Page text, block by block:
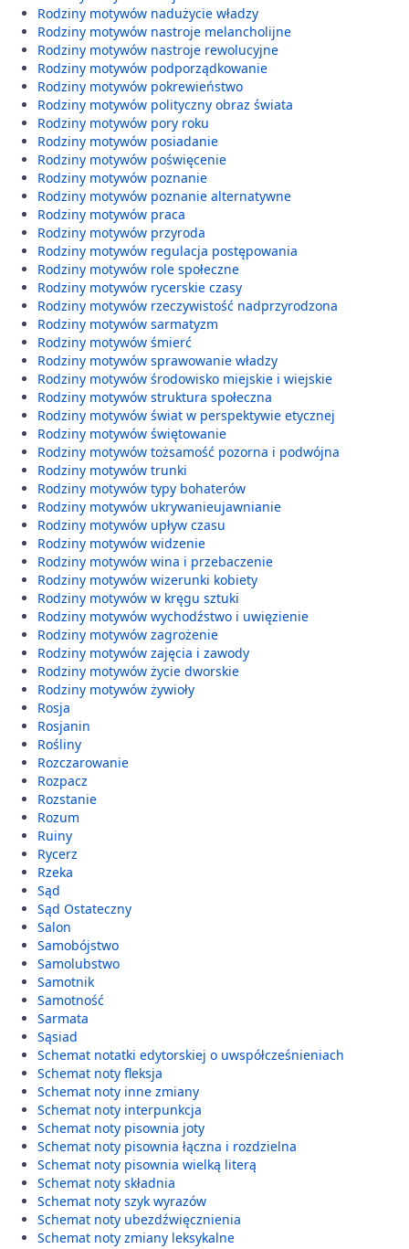
Rodziny motywów nadużycie władzy
Rodziny motywów nastroje melancholijne
Rodziny motywów nastroje rewolucyjne
Rodziny motywów podporządkowanie
Rodziny motywów pokrewieństwo
Rodziny motywów polityczny obraz świata
Rodziny motywów pory roku
Rodziny motywów posiadanie
Rodziny motywów poświęcenie
Rodziny motywów poznanie
Rodziny motywów poznanie alternatywne
Rodziny motywów praca
Rodziny motywów przyroda
Rodziny motywów regulacja postępowania
Rodziny motywów role społeczne
Rodziny motywów rycerskie czasy
Rodziny motywów rzeczywistość nadprzyrodzona
Rodziny motywów sarmatyzm
Rodziny motywów śmierć
Rodziny motywów sprawowanie władzy
Rodziny motywów środowisko miejskie i wiejskie
Rodziny motywów struktura społeczna
Rodziny motywów świat w perspektywie etycznej
Rodziny motywów świętowanie
Rodziny motywów tożsamość pozorna i podwójna
Rodziny motywów trunki
Rodziny motywów typy bohaterów
Rodziny motywów ukrywanieujawnianie
Rodziny motywów upływ czasu
Rodziny motywów widzenie
Rodziny motywów wina i przebaczenie
Rodziny motywów wizerunki kobiety
Rodziny motywów w kręgu sztuki
Rodziny motywów wychodźstwo i uwięzienie
Rodziny motywów zagrożenie
Rodziny motywów zajęcia i zawody
Rodziny motywów życie dworskie
Rodziny motywów żywioły
Rosja
Rosjanin
Rośliny
Rozczarowanie
Rozpacz
Rozstanie
Rozum
Ruiny
Rycerz
Rzeka
Sąd
Sąd Ostateczny
Salon
Samobójstwo
Samolubstwo
Samotnik
Samotność
Sarmata
Sąsiad
Schemat notatki edytorskiej o uwspółcześnieniach
Schemat noty fleksja
Schemat noty inne zmiany
Schemat noty interpunkcja
Schemat noty pisownia joty
Schemat noty pisownia łączna i rozdzielna
Schemat noty pisownia wielką literą
Schemat noty składnia
Schemat noty szyk wyrazów
Schemat noty ubezdźwięcznienia
Schemat noty zmiany leksykalne